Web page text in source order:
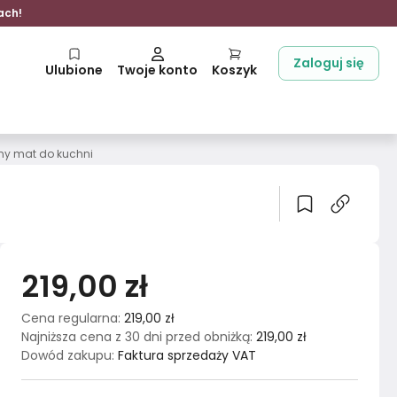
Ulubione Twoje konto Koszyk Zaloguj się
mat do kuchni
219,00 zł
Cena regularna: 219,00 zł
Najniższa cena z 30 dni przed obniżką: 219,00 zł
Dowód zakupu: Faktura sprzedaży VAT